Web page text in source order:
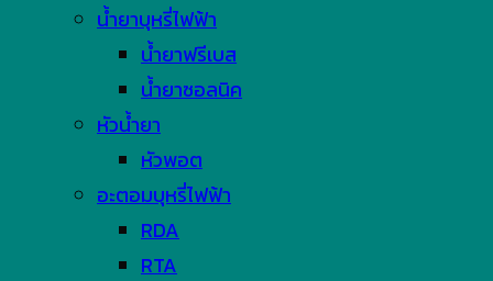
น้ำยาบุหรี่ไฟฟ้า
น้ำยาฟรีเบส
น้ำยาซอลนิค
หัวน้ำยา
หัวพอต
อะตอมบุหรี่ไฟฟ้า
RDA
RTA